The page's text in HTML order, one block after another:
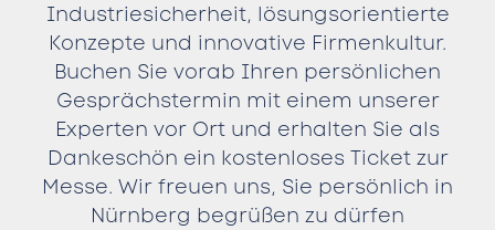
Industriesicherheit, lösungsorientierte
Konzepte und innovative Firmenkultur.
Buchen Sie vorab Ihren persönlichen
Gesprächstermin mit einem unserer
Experten vor Ort und erhalten Sie als
Dankeschön ein kostenloses Ticket zur
Messe. Wir freuen uns, Sie persönlich in
Nürnberg begrüßen zu dürfen